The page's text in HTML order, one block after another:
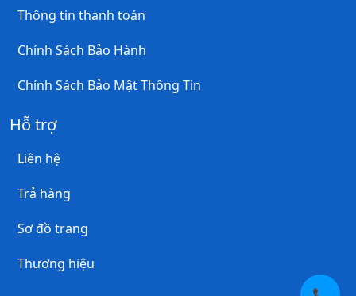
Thông tin thanh toán
Chính Sách Bảo Hành
Chính Sách Bảo Mật Thông Tin
Hỗ trợ
Liên hệ
Trả hàng
Sơ đồ trang
Thương hiệu